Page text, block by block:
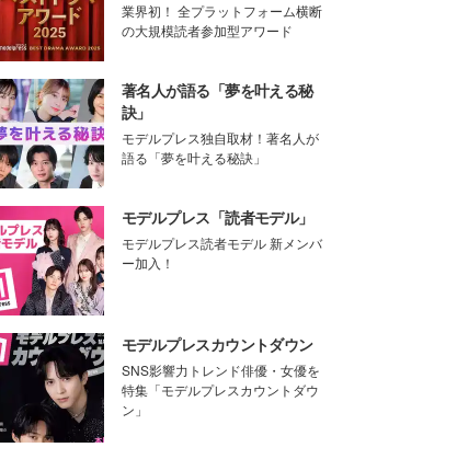
業界初！ 全プラットフォーム横断
の大規模読者参加型アワード
著名人が語る「夢を叶える秘
訣」
モデルプレス独自取材！著名人が
語る「夢を叶える秘訣」
モデルプレス「読者モデル」
モデルプレス読者モデル 新メンバ
ー加入！
モデルプレスカウントダウン
SNS影響力トレンド俳優・女優を
特集「モデルプレスカウントダウ
ン」